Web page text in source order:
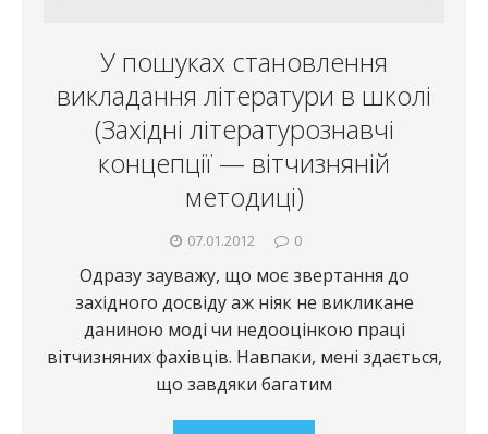
У пошуках становлення
викладання літератури в школі
(Західні літературознавчі
концепції — вітчизняній
методиці)
07.01.2012 0
Одразу зауважу, що моє звертання до
західного досвіду аж ніяк не викликане
даниною моді чи недооцінкою праці
вітчизняних фахівців. Навпаки, мені здається,
що завдяки багатим